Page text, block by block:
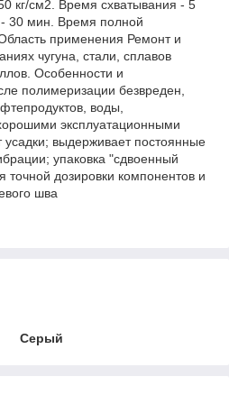
кг/см2. Время схватывания - 5
30 мин. Время полной
применения Ремонт и
чугуна, стали, сплавов
Особенности и
полимеризации безвреден,
воды,
эксплуатационными
усадки; выдерживает постоянные
упаковка "сдвоенный
точной дозировки компонентов и
шва
Серый